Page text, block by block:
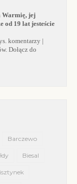
Warmię, jej
od 19 lat jesteście
komentarzy |
Dołącz do
Barczewo
Biesal